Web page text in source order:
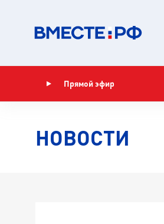
Прямой эфир
НОВОСТИ